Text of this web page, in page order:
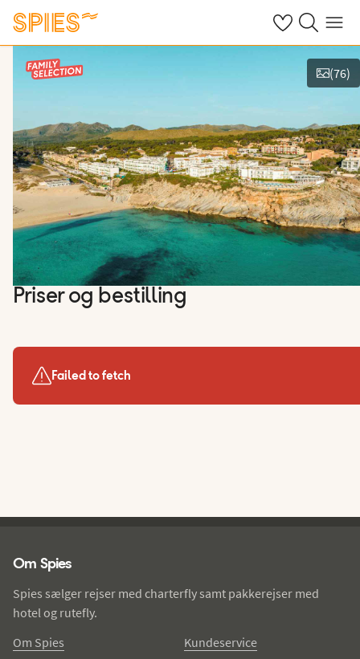
Se dine gemte
Søg påMenu
Vis film og billeder
(76)
Priser og bestilling
Failed to fetch
Om Spies
Spies sælger rejser med charterfly samt pakkerejser med
hotel og rutefly.
Om Spies
Kundeservice